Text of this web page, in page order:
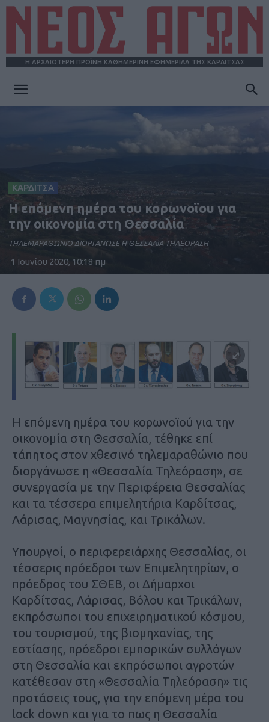
Η ΑΡΧΑΙΟΤΕΡΗ ΠΡΩΪΝΗ ΚΑΘΗΜΕΡΙΝΗ ΕΦΗΜΕΡΙΔΑ ΤΗΣ ΚΑΡΔΙΤΣΑΣ
ΚΑΡΔΙΤΣΑ
Η επόμενη ημέρα του κορωνοϊου για
την οικονομία στη Θεσσαλία
ΤΗΛΕΜΑΡΑΘΩΝΙΟ ΔΙΟΡΓΑΝΩΣΕ Η ΘΕΣΣΑΛΙΑ ΤΗΛΕΟΡΑΣΗ
1 Ιουνίου 2020, 10:18 πμ
Η επόμενη ημέρα του κορωνοϊού για την
οικονομία στη Θεσσαλία, τέθηκε επί
τάπητος στον χθεσινό τηλεμαραθώνιο που
διοργάνωσε η «Θεσσαλία Τηλεόραση», σε
συνεργασία με την Περιφέρεια Θεσσαλίας
και τα τέσσερα επιμελητήρια Καρδίτσας,
Λάρισας, Μαγνησίας, και Τρικάλων.
Υπουργοί, ο περιφερειάρχης Θεσσαλίας, οι
τέσσερις πρόεδροι των Επιμελητηρίων, ο
πρόεδρος του ΣΘΕΒ, οι Δήμαρχοι
Καρδίτσας, Λάρισας, Βόλου και Τρικάλων,
εκπρόσωποι του επιχειρηματικού κόσμου,
του τουρισμού, της βιομηχανίας, της
εστίασης, πρόεδροι εμπορικών συλλόγων
στη Θεσσαλία και εκπρόσωποι αγροτών
κατέθεσαν στη «Θεσσαλία Τηλεόραση» τις
προτάσεις τους, για την επόμενη μέρα του
lock down και για το πως η Θεσσαλία